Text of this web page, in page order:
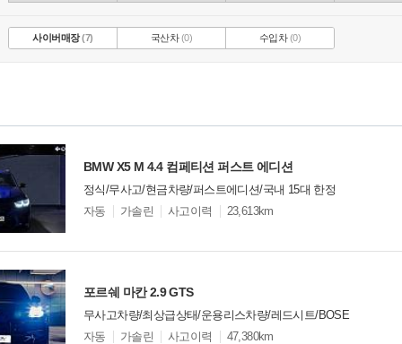
사이버매장(7) 국산차(0) 수입차(0)
BMW X5 M 4.4 컴페티션 퍼스트 에디션
정식/무사고/현금차량/퍼스트에디션/국내 15대 한정
모
션
자동 가솔린 사고이력 23,613km
포르쉐 마칸 2.9 GTS
무사고차량/최상급상태/운용리스차량/레드시트/BOSE
모
자동 가솔린 사고이력 47,380km